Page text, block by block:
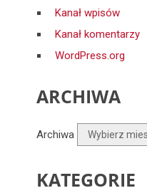
Kanał wpisów
Kanał komentarzy
WordPress.org
ARCHIWA
Archiwa
KATEGORIE